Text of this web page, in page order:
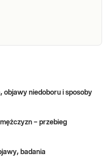
Oznaczenie wartości
bilirubiny) przydatne w
objawy niedoboru i sposoby
– przebieg
badania